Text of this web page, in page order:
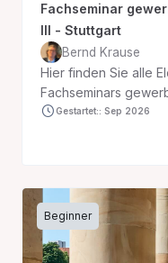
Fachseminar
III - Stuttgart
Bernd Krause
Hier finden Sie alle
Fachseminars
Themengebieten Jahresabschlüsse BWAs EÜRs
Einführung in die
Gestartet:: Sep 2026
Beginner